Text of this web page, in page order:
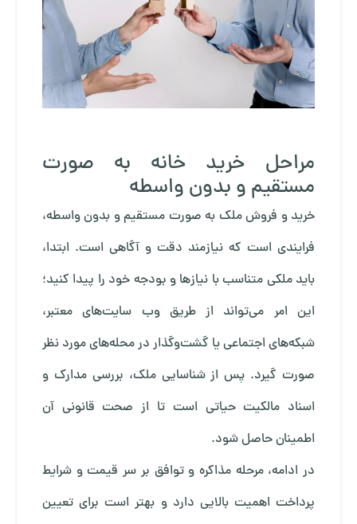
مراحل خرید خانه به صورت
مستقیم و بدون واسطه
خرید و فروش ملک به صورت مستقیم و بدون واسطه،
فرایندی است که نیازمند دقت و آگاهی است. ابتدا،
باید ملکی متناسب با نیازها و بودجه خود را پیدا کنید؛
این امر می‌تواند از طریق وب سایت‌های معتبر،
شبکه‌های اجتماعی یا گشت‌وگذار در محله‌های مورد نظر
صورت گیرد. پس از شناسایی ملک، بررسی مدارک و
اسناد مالکیت حیاتی است تا از صحت قانونی آن
اطمینان حاصل شود.
در ادامه، مرحله مذاکره و توافق بر سر قیمت و شرایط
پرداخت اهمیت بالایی دارد و بهتر است برای تعیین